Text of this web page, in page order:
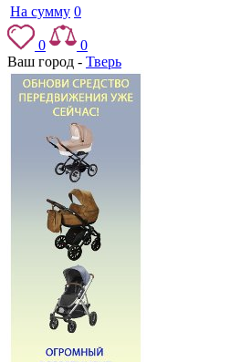
На сумму 0
0
0
Ваш город - Тверь